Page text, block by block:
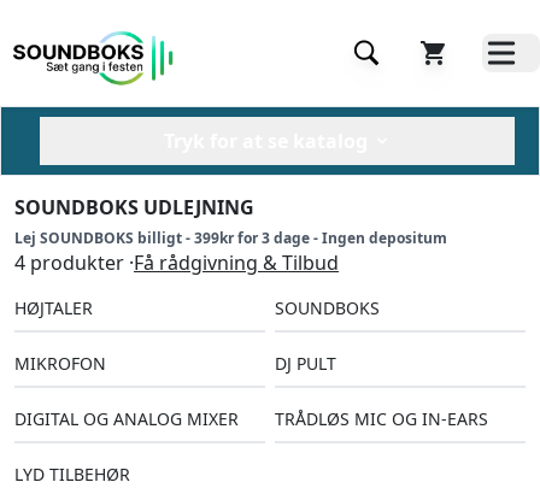
SOUNDBOKS UDLEJNING
Lej SOUNDBOKS billigt - 399kr for 3 dage - Ingen depositum
4 produkter ·Få rådgivning & Tilbud
HØJTALER SOUNDBOKS
MIKROFON DJ PULT
DIGITAL OG ANALOG MIXER TRÅDLØS MIC OG IN-EARS
LYD TILBEHØR